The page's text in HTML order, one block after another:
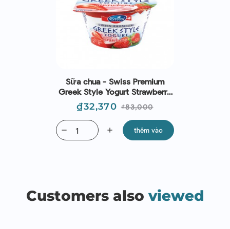
Sữa chua - Swiss Premium
Greek Style Yogurt Strawberry
150g | EXP 06/09/2026
Giá
₫32,370 Giá
thường
₫83,000
add
remove thêm vào
Customers also viewed